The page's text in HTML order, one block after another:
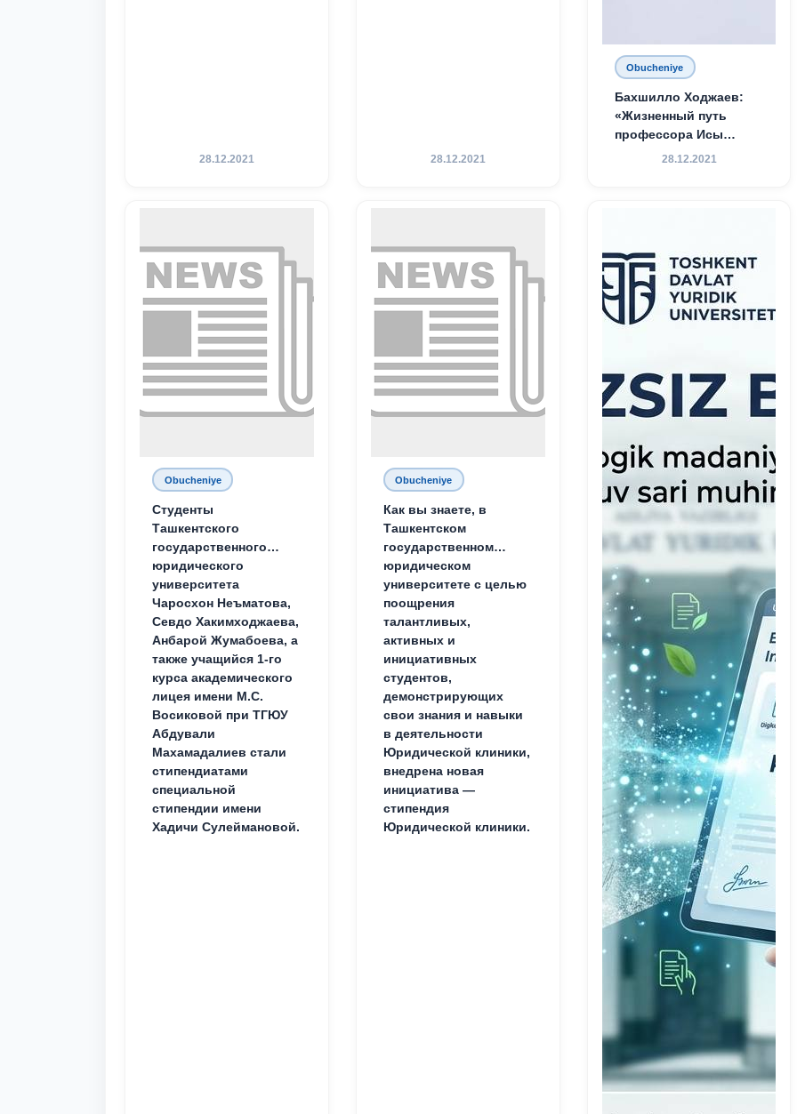
28.12.2021 28.12.2021
Obucheniye
Бахшилло Ходжаев:
«Жизненный путь
профессора Исы
Хамедова — яркий
28.12.2021
Obucheniye
Студенты
Ташкентского
государственного
юридического
университета
Чаросхон Неъматова,
Севдо Хакимходжаева,
Анбарой Жумабоева, а
также учащийся 1-го
курса академического
лицея имени М.С.
Восиковой при ТГЮУ
Абдували
Махамадалиев стали
стипендиатами
специальной
стипендии имени
Хадичи Сулеймановой.
Obucheniye
Как вы знаете, в
Ташкентском
государственном
юридическом
университете с целью
поощрения
талантливых,
активных и
инициативных
студентов,
демонстрирующих
свои знания и навыки
в деятельности
Юридической клиники,
внедрена новая
инициатива —
стипендия
Юридической клиники.